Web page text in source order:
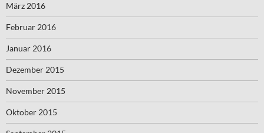
März 2016
Februar 2016
Januar 2016
Dezember 2015
November 2015
Oktober 2015